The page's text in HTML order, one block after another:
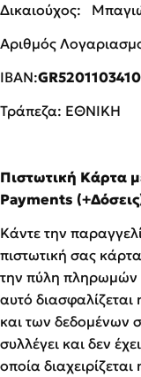
Δικαιούχος:
Αριθμός
ΙΒΑΝ:
Τράπεζα: ΕΘΝΙΚΗ
Πιστωτική Κάρτα
Payments
Κάντε την
πιστωτική σας
την πύλη πληρωμών
αυτό διασφαλίζεται
και των δεδομένων
συλλέγει και δεν
οποία